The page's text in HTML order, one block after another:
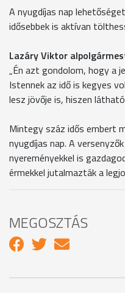
A nyugdíjas nap
idősebbek is aktívan
Lazáry Viktor
„Én azt gondolom, hogy a
Istennek az idő is kegyes
lesz jövője is, hiszen
Mintegy száz idős embert
nyugdíjas nap. A
nyereményekkel is
érmekkel jutalmazták a
MEGOSZTÁS